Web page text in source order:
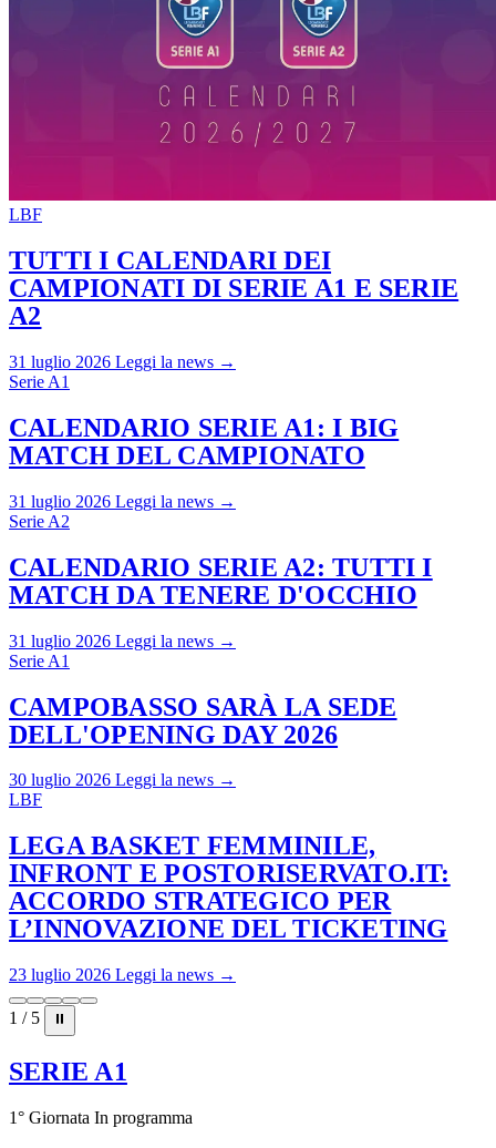
LBF
TUTTI I CALENDARI DEI
CAMPIONATI DI SERIE A1 E SERIE
A2
31 luglio 2026 Leggi la news →
Serie A1
CALENDARIO SERIE A1: I BIG
MATCH DEL CAMPIONATO
31 luglio 2026 Leggi la news →
Serie A2
CALENDARIO SERIE A2: TUTTI I
MATCH DA TENERE D'OCCHIO
31 luglio 2026 Leggi la news →
Serie A1
CAMPOBASSO SARÀ LA SEDE
DELL'OPENING DAY 2026
30 luglio 2026 Leggi la news →
LBF
LEGA BASKET FEMMINILE,
INFRONT E POSTORISERVATO.IT:
ACCORDO STRATEGICO PER
L’INNOVAZIONE DEL TICKETING
23 luglio 2026 Leggi la news →
1 / 5 ⏸
SERIE A1
1° Giornata In programma